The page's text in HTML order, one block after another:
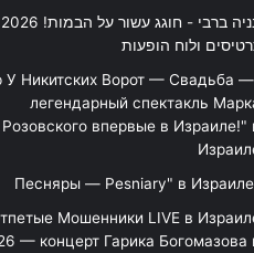
ולוח הופעות
У Никитских Ворот — Свадьба —
легендарный спектакль
Розовского впервые в Израиле!"
Мошенники LIVE в
— концерт Гарика Богомазова